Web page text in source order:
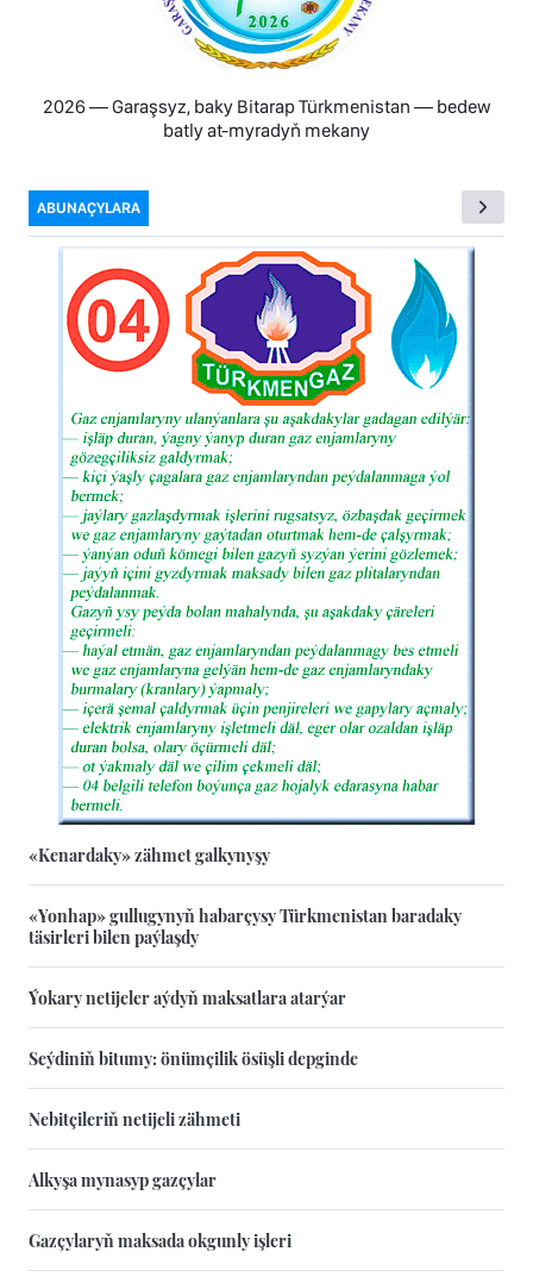
2026 — Garaşsyz, baky Bitarap Türkmenistan — bedew
batly at-myradyň mekany
ABUNAÇYLARA
«Kenardaky» zähmet galkynyşy
«Yonhap» gullugynyň habarçysy Türkmenistan baradaky
täsirleri bilen paýlaşdy
Ýokary netijeler aýdyň maksatlara atarýar
Seýdiniň bitumy: önümçilik ösüşli depginde
Nebitçileriň netijeli zähmeti
Alkyşa mynasyp gazçylar
Gazçylaryň maksada okgunly işleri